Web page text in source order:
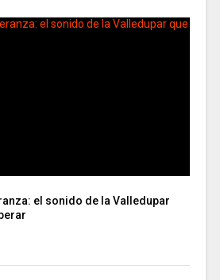
el sonido de la Valledupar